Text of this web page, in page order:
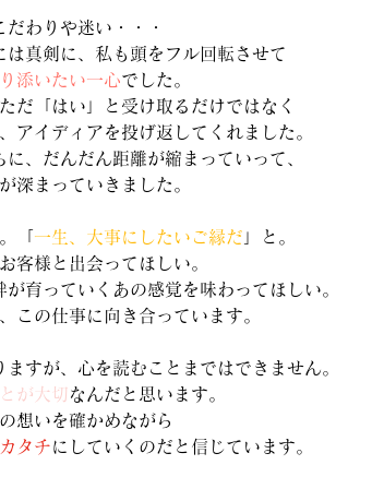
だわりや迷い・・・
真剣に、私も頭をフル回転させて
添いたい一心でした。
だ「はい」と受け取るだけではなく
アイディアを投げ返してくれました。
、だんだん距離が縮まっていって、
深まっていきました。
「 一生、大事にしたいご縁だ 」と。
客様と出会ってほしい。
育っていくあの感覚を味わってほしい。
この仕事に向き合っています。
すが、心を読むことまではできません。
が大切なんだと思います。
想いを確かめながら
カタチにしていくのだと信じています。